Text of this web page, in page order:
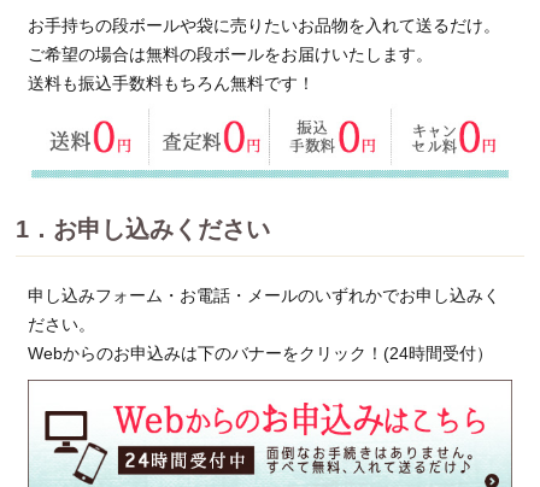
お手持ちの段ボールや袋に売りたいお品物を入れて送るだけ。
ご希望の場合は無料の段ボールをお届けいたします。
送料も振込手数料もちろん無料です！
1．お申し込みください
申し込みフォーム・お電話・メールのいずれかでお申し込みく
ださい。
Webからのお申込みは下のバナーをクリック！(24時間受付）